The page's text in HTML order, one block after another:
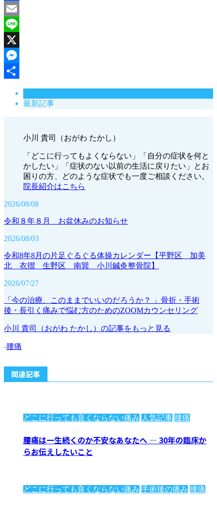
Facebook
Email
Line
X
Messenger
最新記事
小川 貴司（おがわ たかし）
「どこに行ってもよくならない」「自分の症状を何と
かしたい」「症状のない以前の生活に戻りたい」とお
困りの方、どのような症状でも一度ご相談ください。
院長紹介はこちら
2026/08/08
令和８年８月 お盆休みのお知らせ
2026/08/03
令和8年8月の片足ぐるぐる体操カレンダー【平野区 加美
北 衣摺 生野区 南巽 小川鍼灸整骨院】
2026/07/27
「今の治療、このままでいいのだろうか？ 」骨折・手術
後・長引く痛みで悩む方のためのZOOMカウンセリング
小川 貴司（おがわ たかし）の記事をもっと見る
-腰痛
関連記事
どこに行っても良くならない痛み 人気記事 腰痛
腰痛は一生続くのか不安なあなたへ ― 30年の臨床か
らお伝えしたいこと
どこに行っても良くならない痛み 手術後の痛み 腰痛